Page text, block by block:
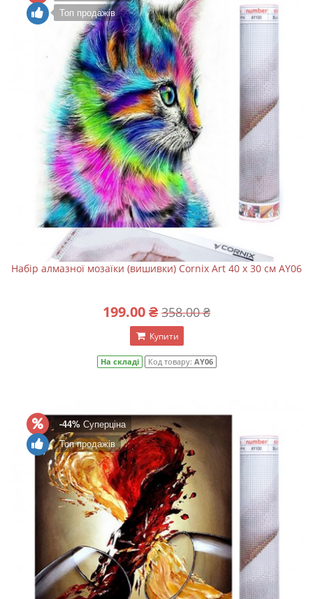
Топ продажів
Набір алмазної мозаїки (вишивки) Cornix Art 40 x 30 см AY06
199.00 ₴ 358.00 ₴
Купити
На складі Код товару: AY06
-44% Суперціна
Топ продажів